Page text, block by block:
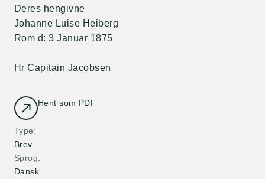
Hent som PDF
Type
Brev
Sprog
Dansk
Deres hengivne
Johanne Luise Heiberg
Rom d: 3 Januar 1875
Hr Capitain Jacobsen